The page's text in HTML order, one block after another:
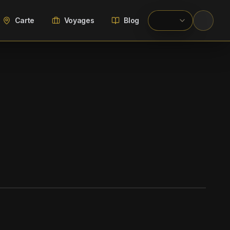
Carte Voyages Blog